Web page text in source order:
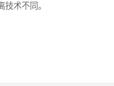
术不同。